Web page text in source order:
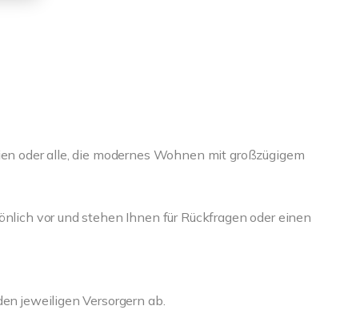
oder alle, die modernes Wohnen mit großzügigem
vor und stehen Ihnen für Rückfragen oder einen
jeweiligen Versorgern ab.